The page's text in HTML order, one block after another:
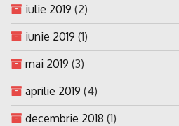
iulie 2019 (2)
iunie 2019 (1)
mai 2019 (3)
aprilie 2019 (4)
decembrie 2018 (1)